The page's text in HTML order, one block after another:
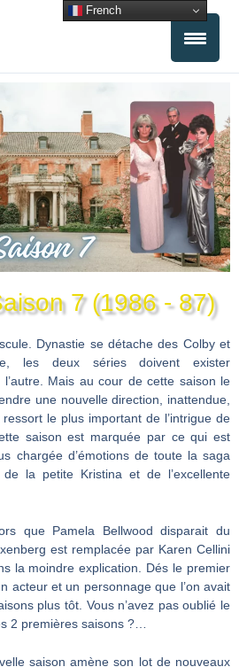
7 (1986 - 87)
Dynastie se détache des Colby et
les deux séries doivent exister
l’autre. Mais au cour de cette saison le
une nouvelle direction, inattendue,
le plus important de l’intrigue de
saison est marquée par ce qui est
chargée d’émotions de toute la saga
de la petite Kristina et de l’excellente
que Pamela Bellwood disparait du
est remplacée par Karen Cellini
la moindre explication. Dés le premier
acteur et un personnage que l’on avait
plus tôt. Vous n’avez pas oublié le
2 premières saisons ?…
saison amène son lot de nouveaux
French